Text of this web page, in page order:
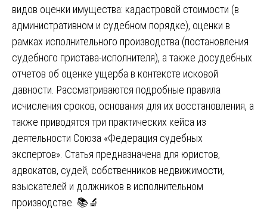
видов оценки имущества: кадастровой стоимости (в
административном и судебном порядке), оценки в
рамках исполнительного производства (постановления
судебного пристава-исполнителя), а также досудебных
отчетов об оценке ущерба в контексте исковой
давности. Рассматриваются подробные правила
исчисления сроков, основания для их восстановления, а
также приводятся три практических кейса из
деятельности Союза «Федерация судебных
экспертов». Статья предназначена для юристов,
адвокатов, судей, собственников недвижимости,
взыскателей и должников в исполнительном
производстве. 📚🔬